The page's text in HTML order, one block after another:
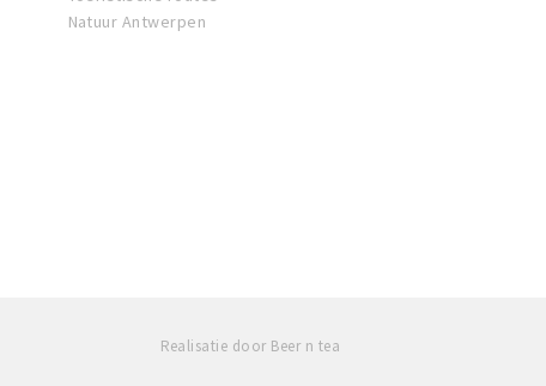
Natuur Antwerpen
Realisatie door Beer n tea